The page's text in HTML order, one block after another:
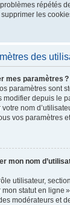
répétés
les
des
mes paramètres ?
paramètres sont
modifier depuis le
nom
vos paramètres
mon nom
utilisateur,
mon statut en ligne
modérateurs et